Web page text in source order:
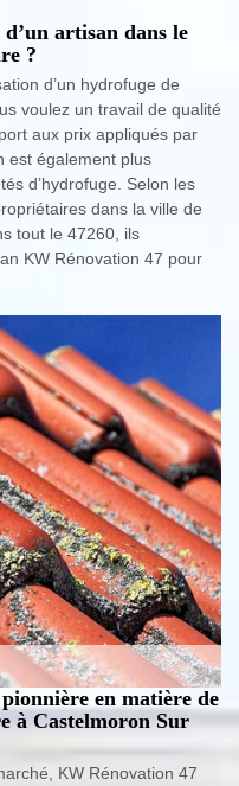
artisan dans le
?
d’un hydrofuge de
voulez un travail de qualité
aux prix appliqués par
est également plus
d’hydrofuge. Selon les
dans la ville de
tout le 47260, ils
KW Rénovation 47 pour
en matière de
à Castelmoron Sur
KW Rénovation 47